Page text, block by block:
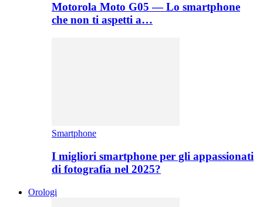
Motorola Moto G05 — Lo smartphone
che non ti aspetti a…
Smartphone
I migliori smartphone per gli appassionati
di fotografia nel 2025?
Orologi